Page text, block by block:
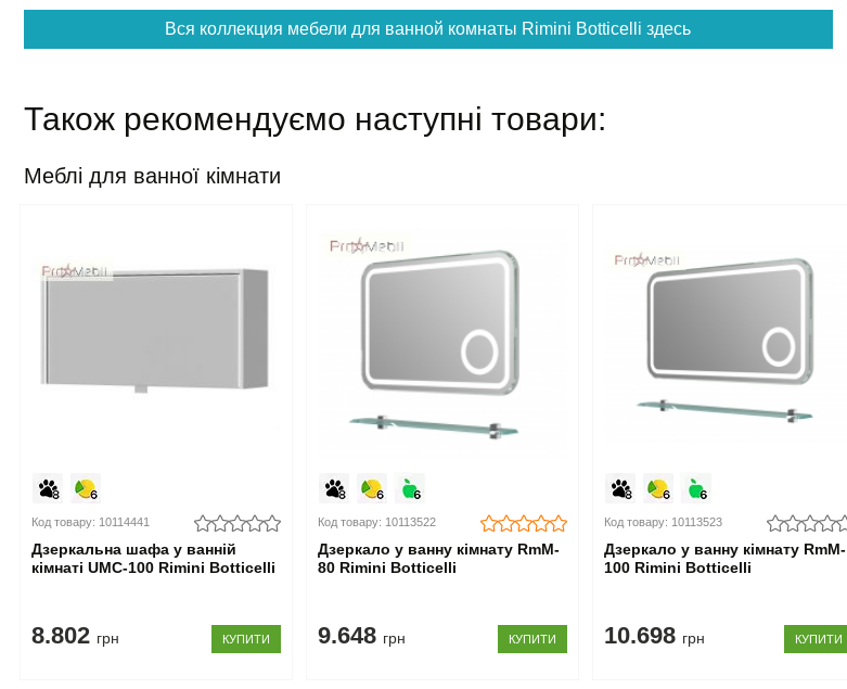
Вся коллекция мебели для ванной комнаты Rimini Botticelli здесь
Також рекомендуємо наступні товари:
Меблі для ванної кімнати
Код товару: 10114441
Дзеркальна шафа у ванній
кімнаті UMC-100 Rimini Botticelli
8.802 грн КУПИТИ
Код товару: 10113522
Дзеркало у ванну кімнату RmM-
80 Rimini Botticelli
9.648 грн КУПИТИ
Код товару: 10113523
Дзеркало у ванну кімнату RmM-
100 Rimini Botticelli
10.698 грн КУПИТИ